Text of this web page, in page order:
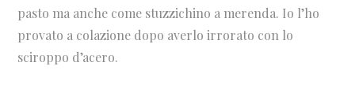
pasto ma anche come stuzzichino a merenda. Io l’ho
provato a colazione dopo averlo irrorato con lo
sciroppo d’acero.